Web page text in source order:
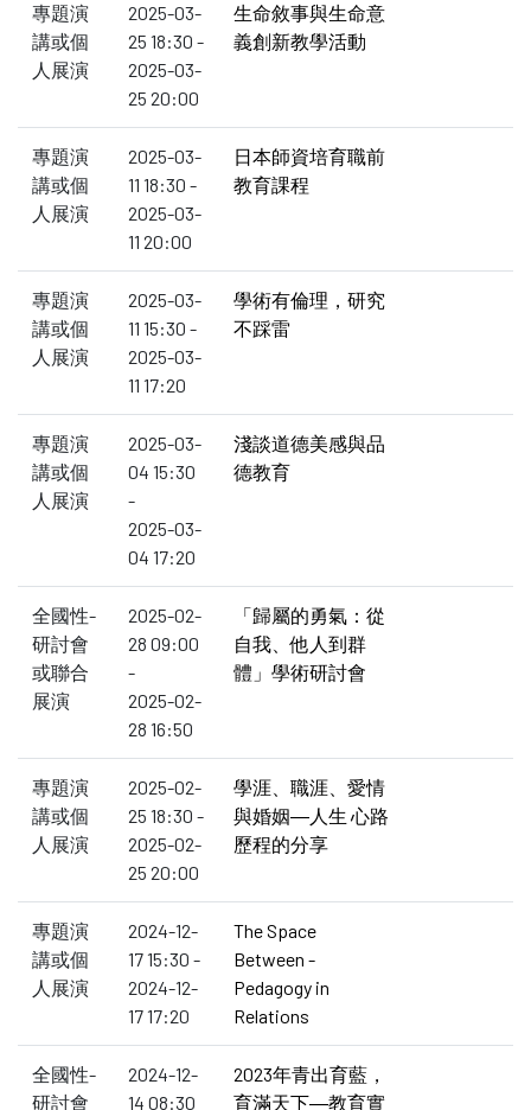
專題演
講或個
人展演
2025-03-
25 18:30 -
2025-03-
25 20:00
生命敘事與生命意
義創新教學活動
專題演
講或個
人展演
2025-03-
11 18:30 -
2025-03-
11 20:00
日本師資培育職前
教育課程
專題演
講或個
人展演
2025-03-
11 15:30 -
2025-03-
11 17:20
學術有倫理，研究
不踩雷
專題演
講或個
人展演
2025-03-
04 15:30
-
2025-03-
04 17:20
淺談道德美感與品
德教育
全國性-
研討會
或聯合
展演
2025-02-
28 09:00
-
2025-02-
28 16:50
「歸屬的勇氣：從
自我、他人到群
體」學術研討會
專題演
講或個
人展演
2025-02-
25 18:30 -
2025-02-
25 20:00
學涯、職涯、愛情
與婚姻―人生 心路
歷程的分享
專題演
講或個
人展演
2024-12-
17 15:30 -
2024-12-
17 17:20
The Space
Between -
Pedagogy in
Relations
全國性-
研討會
2024-12-
14 08:30
2023年青出育藍，
育滿天下―教育實